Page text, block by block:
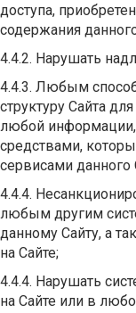
доступа,
содержания
4.4.2. Нарушать
4.4.3. Любым
структуру Сайта
любой
средствами,
сервисами данного
4.4.4.
любым другим
данному Сайту, а
на Сайте;
4.4.4. Нарушать
на Сайте или в